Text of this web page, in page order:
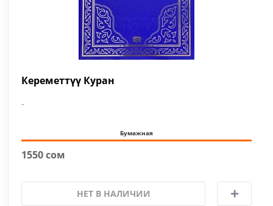
Кереметтүү Куран
-
Бумажная
1550 сом
НЕТ В НАЛИЧИИ